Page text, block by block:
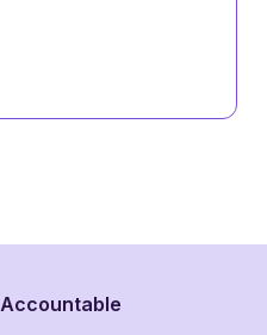
Accountable